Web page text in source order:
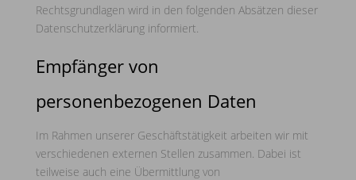
Rechtsgrundlagen wird in den folgenden Absätzen dieser
Datenschutzerklärung informiert.
Empfänger von
personenbezogenen Daten
Im Rahmen unserer Geschäftstätigkeit arbeiten wir mit
verschiedenen externen Stellen zusammen. Dabei ist
teilweise auch eine Übermittlung von